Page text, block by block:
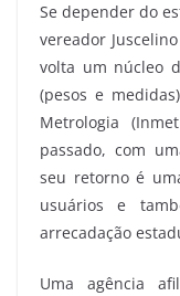
Se depender do
vereador
volta um núcleo
(pesos e
Metrologia
passado, com
seu retorno é
usuários e
arrecadação
Uma agência